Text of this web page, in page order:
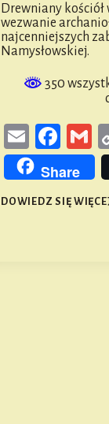
Drewniany
wezwanie
najcenniejszych
Namysłowskiej.
350
Email
Share
DOWIEDZ SIĘ